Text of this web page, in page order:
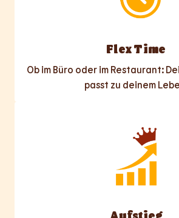
Flex Time
Ob im Büro oder im Restaurant:
passt zu deinem
Aufstieg